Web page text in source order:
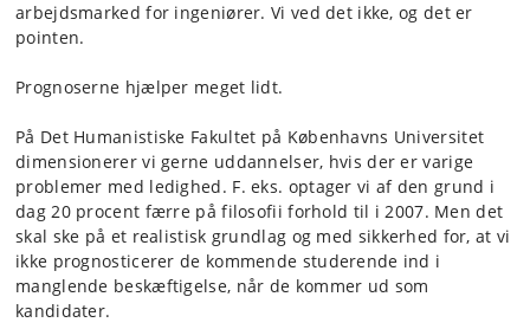
arbejdsmarked for ingeniører. Vi ved det ikke, og det er
pointen.
Prognoserne hjælper meget lidt.
På Det Humanistiske Fakultet på Københavns Universitet
dimensionerer vi gerne uddannelser, hvis der er varige
problemer med ledighed. F. eks. optager vi af den grund i
dag 20 procent færre på filosofii forhold til i 2007. Men det
skal ske på et realistisk grundlag og med sikkerhed for, at vi
ikke prognosticerer de kommende studerende ind i
manglende beskæftigelse, når de kommer ud som
kandidater.